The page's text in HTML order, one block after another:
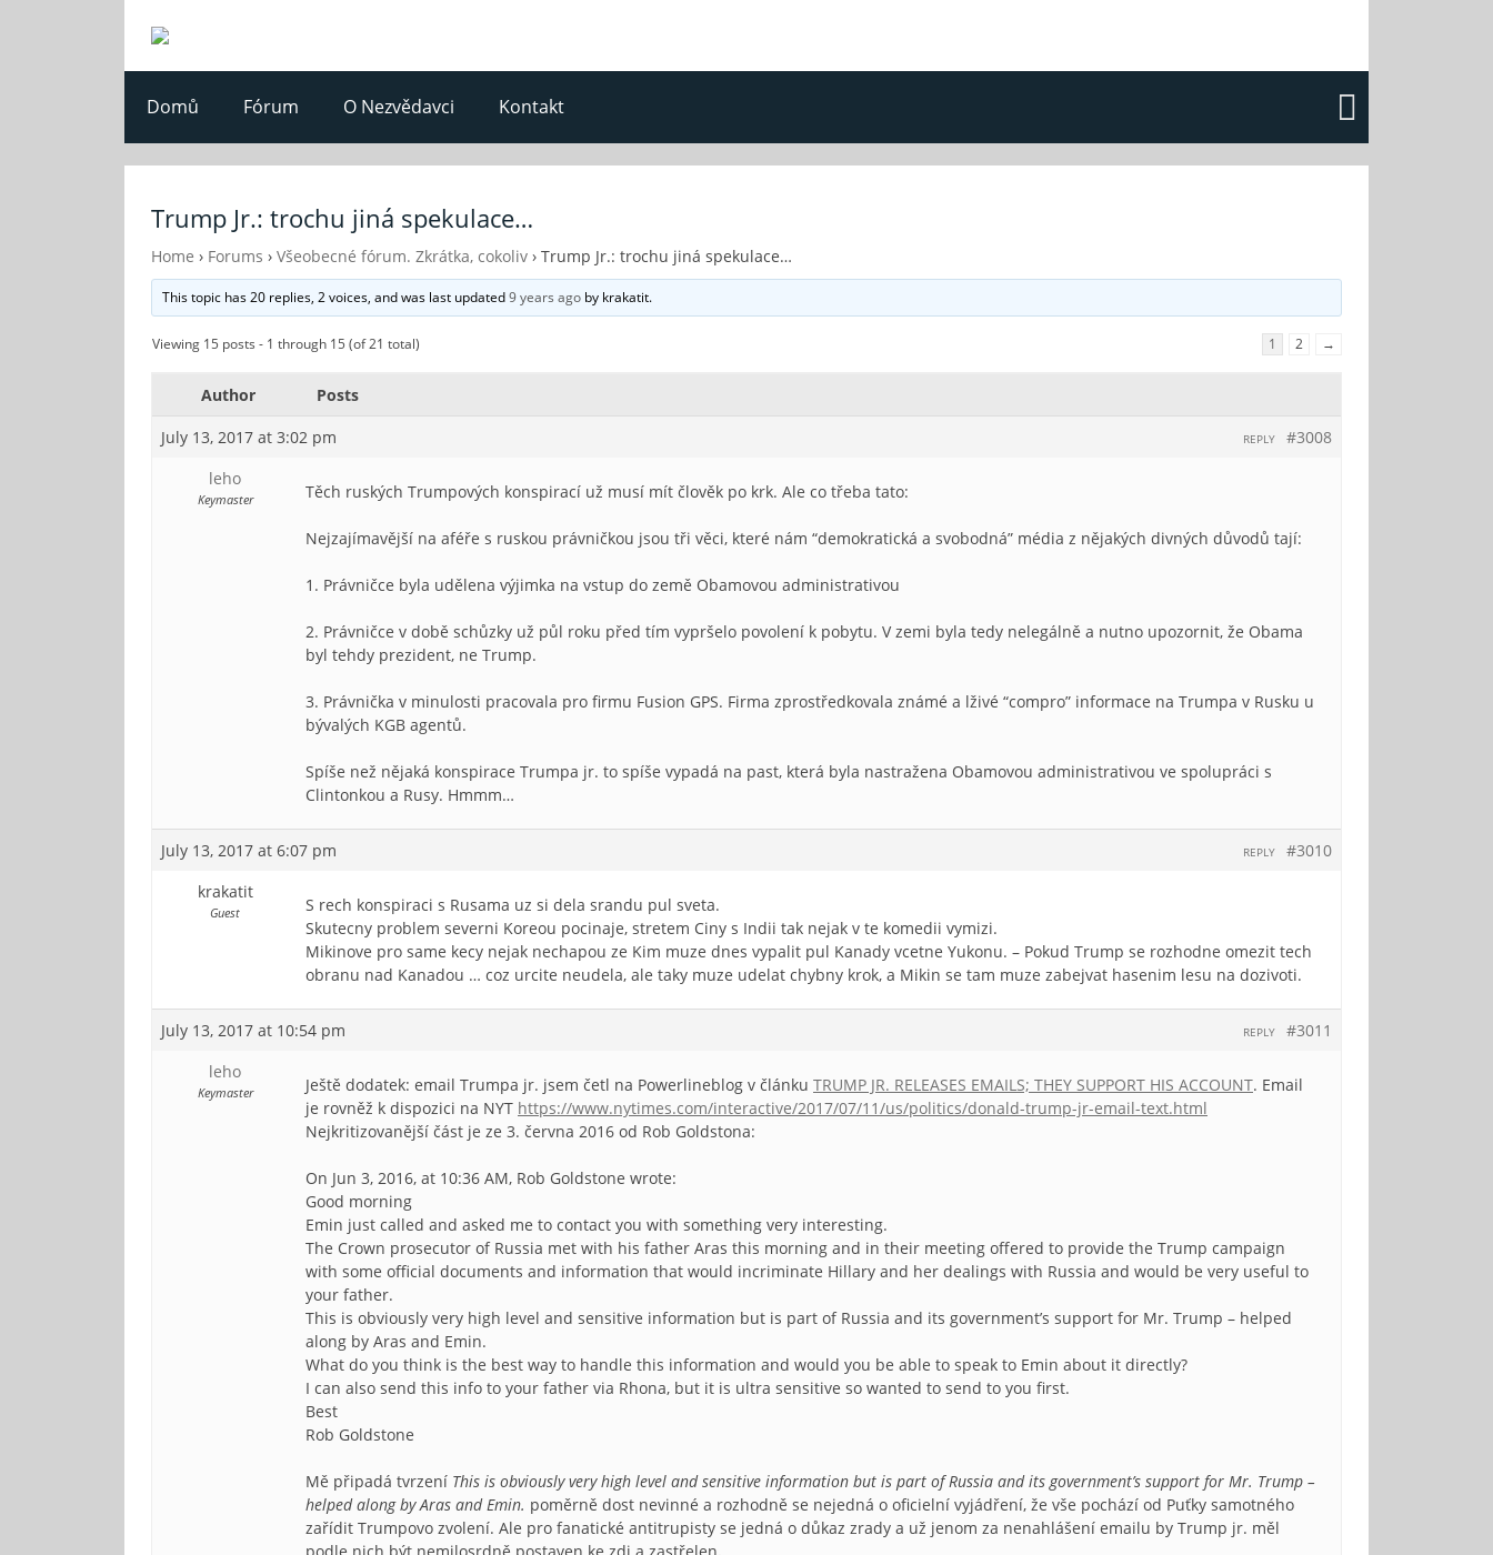
Domů Fórum O Nezvědavci Kontakt
Trump Jr.: trochu jiná spekulace…
Home › Forums › Všeobecné fórum. Zkrátka, cokoliv › Trump Jr.: trochu jiná spekulace…
This topic has 20 replies, 2 voices, and was last updated9 years ago by krakatit.
Viewing 15 posts - 1 through 15 (of 21 total) 1 2 →
Author
Posts
July 13, 2017 at 3:02 pm
#3008
REPLY
leho
Keymaster Těch ruských Trumpových konspirací už musí mít člověk po krk. Ale co třeba tato:
Nejzajímavější na aféře s ruskou právničkou jsou tři věci, které nám “demokratická a svobodná” média z nějakých divných důvodů tají:
1. Právničce byla udělena výjimka na vstup do země Obamovou administrativou
2. Právničce v době schůzky už půl roku před tím vypršelo povolení k pobytu. V zemi byla tedy nelegálně a nutno upozornit, že Obama
byl tehdy prezident, ne Trump.
3. Právnička v minulosti pracovala pro firmu Fusion GPS. Firma zprostředkovala známé a lživé “compro” informace na Trumpa v Rusku u
bývalých KGB agentů.
Spíše než nějaká konspirace Trumpa jr. to spíše vypadá na past, která byla nastražena Obamovou administrativou ve spolupráci s
Clintonkou a Rusy. Hmmm…
July 13, 2017 at 6:07 pm #3010
REPLY
krakatit
Guest
S rech konspiraci s Rusama uz si dela srandu pul sveta.
Skutecny problem severni Koreou pocinaje, stretem Ciny s Indii tak nejak v te komedii vymizi.
Mikinove pro same kecy nejak nechapou ze Kim muze dnes vypalit pul Kanady vcetne Yukonu. – Pokud Trump se rozhodne omezit tech
obranu nad Kanadou … coz urcite neudela, ale taky muze udelat chybny krok, a Mikin se tam muze zabejvat hasenim lesu na dozivoti.
July 13, 2017 at 10:54 pm #3011
REPLY
leho
Keymaster Ještě dodatek: email Trumpa jr. jsem četl na Powerlineblog v článku TRUMP JR. RELEASES EMAILS; THEY SUPPORT HIS ACCOUNT. Email
je rovněž k dispozici na NYT https://www.nytimes.com/interactive/2017/07/11/us/politics/donald-trump-jr-email-text.html
Nejkritizovanější část je ze 3. června 2016 od Rob Goldstona:
On Jun 3, 2016, at 10:36 AM, Rob Goldstone wrote:
Good morning
Emin just called and asked me to contact you with something very interesting.
The Crown prosecutor of Russia met with his father Aras this morning and in their meeting offered to provide the Trump campaign
with some official documents and information that would incriminate Hillary and her dealings with Russia and would be very useful to
your father.
This is obviously very high level and sensitive information but is part of Russia and its government’s support for Mr. Trump – helped
along by Aras and Emin.
What do you think is the best way to handle this information and would you be able to speak to Emin about it directly?
I can also send this info to your father via Rhona, but it is ultra sensitive so wanted to send to you first.
Best
Rob Goldstone
Mě připadá tvrzení This is obviously very high level and sensitive information but is part of Russia and its government’s support for Mr. Trump –
helped along by Aras and Emin. poměrně dost nevinné a rozhodně se nejedná o oficielní vyjádření, že vše pochází od Puťky samotného
zařídit Trumpovo zvolení. Ale pro fanatické antitrupisty se jedná o důkaz zrady a už jenom za nenahlášení emailu by Trump jr. měl